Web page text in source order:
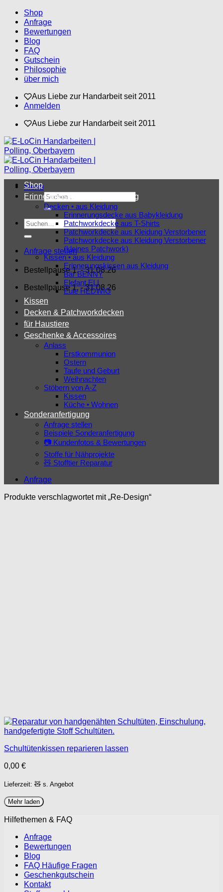
Zum
Inhalt
springen
Shop
Anfrage
Bewertungen
Blog
FAQ
Gutschein
Philosophie
über mich
Aus Liebe zur Handarbeit seit 2011
Anmelden
Aus Liebe zur Handarbeit seit 2011
Menü
Suchen
nach:
Suchen
nach:
Anfrage stellen
Bestellpause 1. - 31.08.26
Bestellpause 1. - 31.08.26
Shop
Erinnerungsstücke aus Kleidung
Decken • aus Kleidung
Erinnerungsdecke aus Babykleidung
Patchworkdecke aus T-Shirts
Patchworkdecke aus Kleidung Verstorbener
Patchworkdecke aus Kleidung Verstorbener
(kleines Patchwork)
Kissen • aus Kleidung
Erinnerungskissen aus Kleidung
Bär BENNY
Elefant ELI
Eule HEDWIG
Kissen
Decken & Patchworkdecken
für Haustiere
Geschenke & Accessoires
Anlass
Erstkommunion
Ostern
Taufe und Geburt
Weihnachten
Stöbern von A-Z
Kissen
Küche • Wohnen
Sonderanfertigung
Anfrage stellen
Beispiele Sonderanfertigung
📷 Kundenfotos & Bewertungen
Stoffe für Nähprojekte
🧸 Stofftier Reparatur
Anfrage
Produkte verschlagwortet mit „Re-Design“
Schultütenkissen reparieren lassen
0,00 €
Lieferzeit: 🧸 s. Angebot
Mehr laden
Hilfethemen & FAQ
Anfrage
Bewertungen
Blog
FAQ Häufige Fragen
Geschenkgutschein
Kontakt